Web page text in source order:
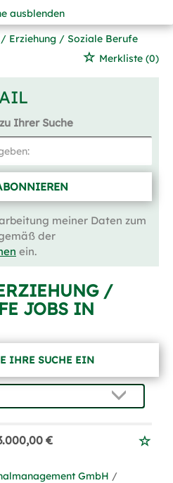
ausblenden
Erziehung / Soziale Berufe
Merkliste (0)
Ihrer Suche
meiner Daten zum
der
ein.
/
JOBS IN
IHRE SUCHE EIN
€
GmbH /